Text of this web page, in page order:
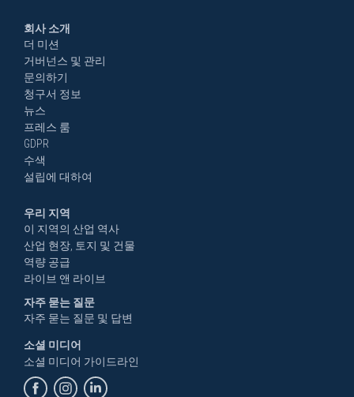
회사 소개
더 미션
거버넌스 및 관리
문의하기
청구서 정보
뉴스
프레스 룸
GDPR
수색
설립에 대하여
우리 지역
이 지역의 산업 역사
산업 현장, 토지 및 건물
역량 공급
라이브 앤 라이브
자주 묻는 질문
자주 묻는 질문 및 답변
소셜 미디어
소셜 미디어 가이드라인